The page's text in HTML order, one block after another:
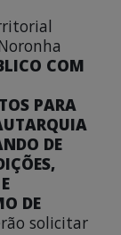
COM
PARA
DE
DE
solicitar